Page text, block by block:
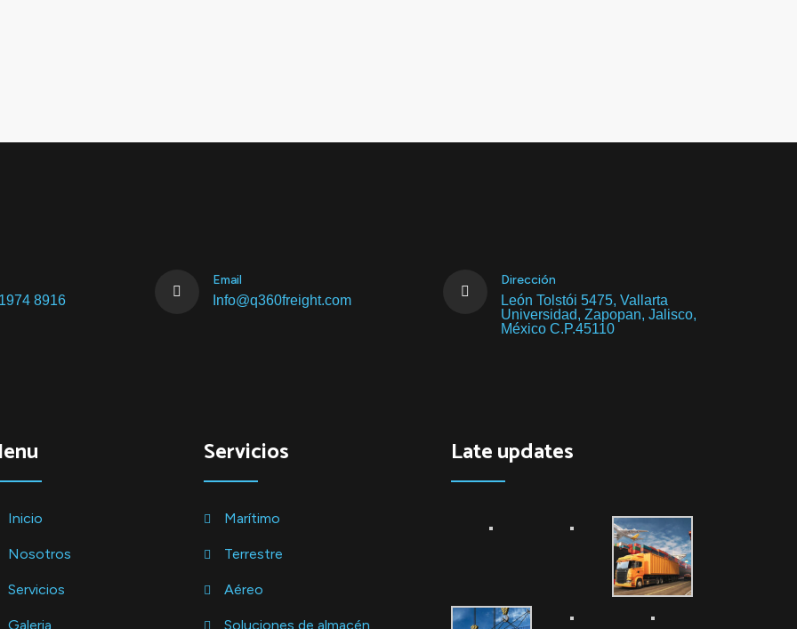
8916
Email
Info@q360freight.com
Dirección
León Tolstói 5475, Vallarta
Universidad, Zapopan, Jalisco,
México C.P.45110
Inicio
Nosotros
Servicios
Galeria
Servicios
Marítimo
Terrestre
Aéreo
Soluciones de almacén
Late updates